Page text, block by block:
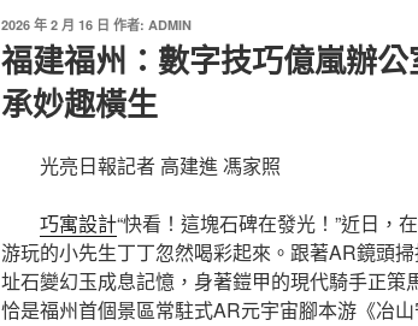
發
佈
於
2026 年 2 月 16 日 作者: ADMIN
福建福州：數字技巧億嵐辦
承妙趣橫生
光亮日報記者 高建進 馮家照
巧寓設計“快看！這塊石碑在發光！”近日，
游玩的小先生丁丁忽然喝彩起來。跟著AR鏡頭
址石變幻玉成息記憶，身著鎧甲的現代騎手正策
恰是福州首個景區常駐式AR元宇宙腳本游《冶